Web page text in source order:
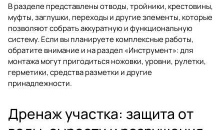
В разделе представлены отводы, тройники, крестовины,
муфты, заглушки, переходы и другие элементы, которые
позволяют собрать аккуратную и функциональную
систему. Если вы планируете комплексные работы,
обратите внимание и на раздел «Инструмент»: для
монтажа могут пригодиться ножовки, уровни, рулетки,
герметики, средства разметки и другие
принадлежности.
Дренаж участка: защита от